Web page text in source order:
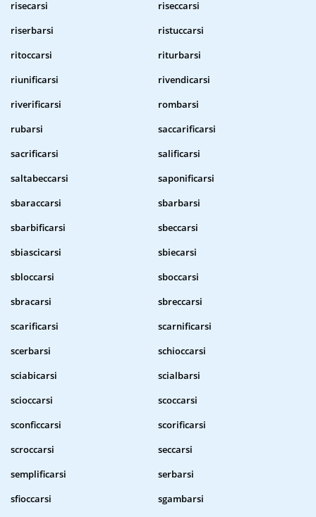
risecarsi
riseccarsi
riserbarsi
ristuccarsi
ritoccarsi
riturbarsi
riunificarsi
rivendicarsi
riverificarsi
rombarsi
rubarsi
saccarificarsi
sacrificarsi
salificarsi
saltabeccarsi
saponificarsi
sbaraccarsi
sbarbarsi
sbarbificarsi
sbeccarsi
sbiascicarsi
sbiecarsi
sbloccarsi
sboccarsi
sbracarsi
sbreccarsi
scarificarsi
scarnificarsi
scerbarsi
schioccarsi
sciabicarsi
scialbarsi
scioccarsi
scoccarsi
sconficcarsi
scorificarsi
scroccarsi
seccarsi
semplificarsi
serbarsi
sfioccarsi
sgambarsi